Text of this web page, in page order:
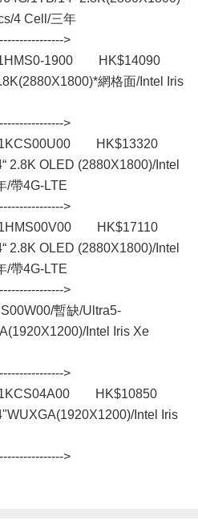
4 Cell/三年
>
1900 HK$14090
網格面/Intel Iris
>
HK$13320
2.8K OLED (2880X1800)/Intel
/帶4G-LTE
>
HK$17110
2.8K OLED (2880X1800)/Intel
/帶4G-LTE
>
暫缺/Ultra5-
Intel Iris Xe
>
HK$10850
Intel Iris
>